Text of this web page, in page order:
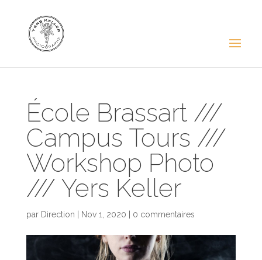
École Brassart ///
Campus Tours ///
Workshop Photo
/// Yers Keller
par Direction Nov 1, 2020 0 commentaires